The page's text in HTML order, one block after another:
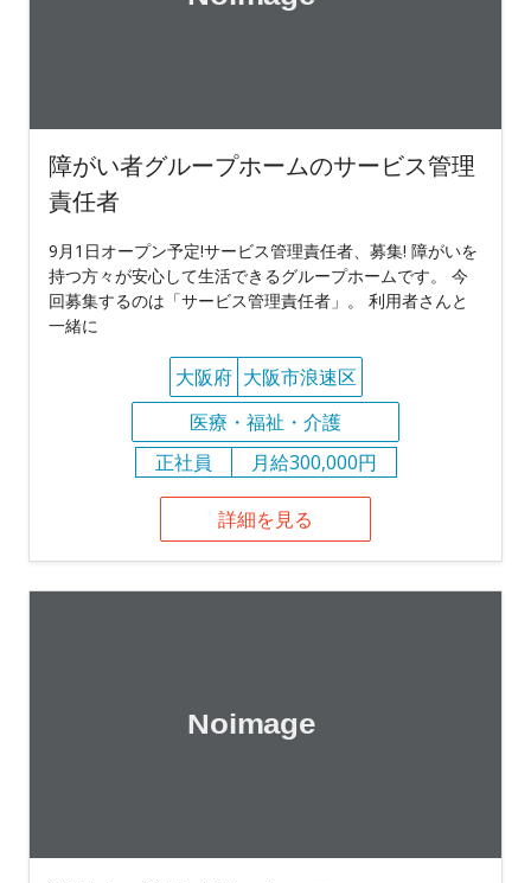
障がい者グループホームのサービス管理
責任者
9月1日オープン予定!サービス管理責任者、募集! 障がいを
持つ方々が安心して生活できるグループホームです。 今
回募集するのは「サービス管理責任者」。 利用者さんと
一緒に
大阪府 大阪市浪速区
医療・福祉・介護
正社員
月給300,000円
詳細を見る